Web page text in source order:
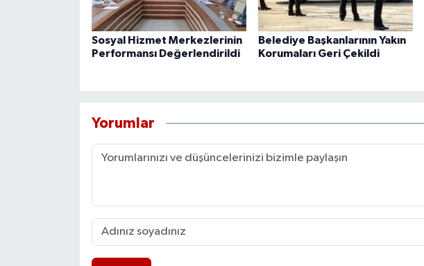
Sosyal Hizmet Merkezlerinin
Performansı Değerlendirildi
Belediye Başkanlarının Yakın
Korumaları Geri Çekildi
Yorumlar